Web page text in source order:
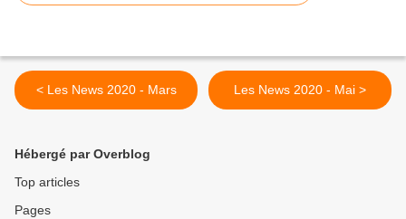
< Les News 2020 - Mars Les News 2020 - Mai >
Hébergé par Overblog
Top articles
Pages